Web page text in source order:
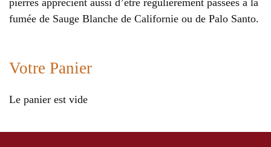
pierres apprécient aussi d’être régulièrement passées à la
fumée de Sauge Blanche de Californie ou de Palo Santo.
Votre Panier
Le panier est vide